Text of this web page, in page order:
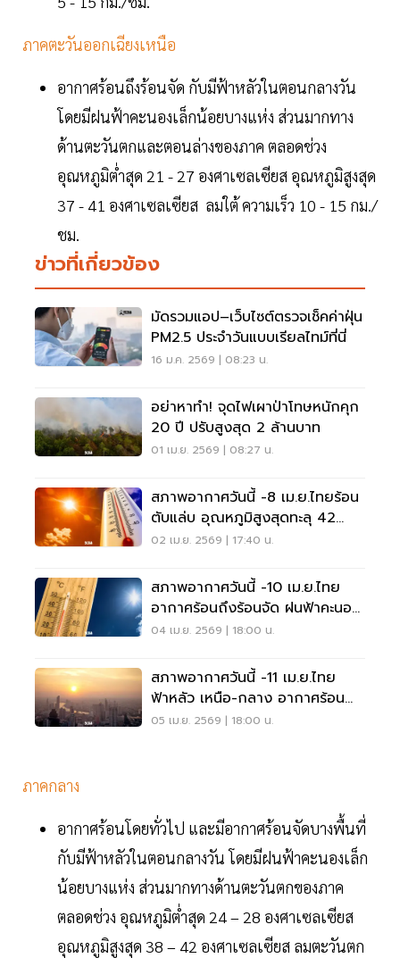
ภาคตะวันออกเฉียงเหนือ
อากาศร้อนถึงร้อนจัด กับมีฟ้าหลัวในตอนกลางวัน
โดยมีฝนฟ้าคะนองเล็กน้อยบางแห่ง ส่วนมากทาง
ด้านตะวันตกและตอนล่างของภาค ตลอดช่วง
อุณหภูมิต่ำสุด 21 - 27 องศาเซลเซียส อุณหภูมิสูงสุด
37 - 41 องศาเซลเซียส ลมใต้ ความเร็ว 10 - 15 กม./
ชม.
ข่าวที่เกี่ยวข้อง
มัดรวมแอป–เว็บไซต์ตรวจเช็คค่าฝุ่น
PM2.5 ประจำวันแบบเรียลไทม์ที่นี่
16 ม.ค. 2569 | 08:23 น.
อย่าหาทำ! จุดไฟเผาป่าโทษหนักคุก
20 ปี ปรับสูงสุด 2 ล้านบาท
01 เม.ย. 2569 | 08:27 น.
สภาพอากาศวันนี้ -8 เม.ย.ไทยร้อน
ตับแล่บ อุณหภูมิสูงสุดทะลุ 42
องศาเซลเซียส
02 เม.ย. 2569 | 17:40 น.
สภาพอากาศวันนี้ -10 เม.ย.ไทย
อากาศร้อนถึงร้อนจัด ฝนฟ้าคะนอง
ลมกระโชกแรงบางแห่ง
04 เม.ย. 2569 | 18:00 น.
สภาพอากาศวันนี้ -11 เม.ย.ไทย
ฟ้าหลัว เหนือ-กลาง อากาศร้อน
อุณหภูมิทะลุ 42 องศา
05 เม.ย. 2569 | 18:00 น.
ภาคกลาง
อากาศร้อนโดยทั่วไป และมีอากาศร้อนจัดบางพื้นที่
กับมีฟ้าหลัวในตอนกลางวัน โดยมีฝนฟ้าคะนองเล็ก
น้อยบางแห่ง ส่วนมากทางด้านตะวันตกของภาค
ตลอดช่วง อุณหภูมิต่ำสุด 24 – 28 องศาเซลเซียส
อุณหภูมิสูงสุด 38 – 42 องศาเซลเซียส ลมตะวันตก